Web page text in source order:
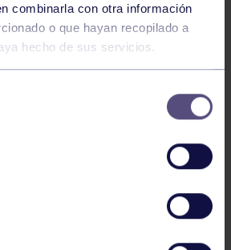
combinarla con otra información
o que hayan recopilado a
hecho de sus servicios.
DE LA SECCIÓN